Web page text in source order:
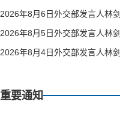
2026年8月6日外交部发言人林
2026年8月5日外交部发言人林
2026年8月4日外交部发言人林
重要通知